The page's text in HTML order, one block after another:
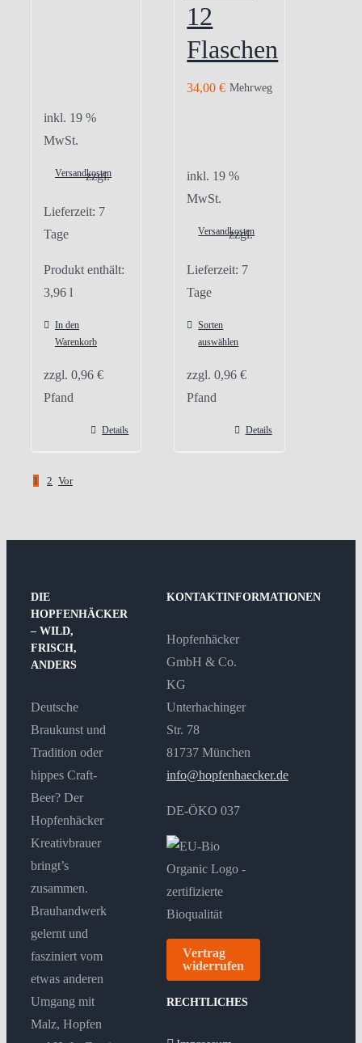
inkl. 19 %
MwSt.
zzgl.
Versandkosten
Lieferzeit: 7
Tage
Produkt enthält:
3,96 l
In den
Warenkorb
zzgl. 0,96 €
Pfand
Details
12
Flaschen
34,00€ Mehrweg
inkl. 19 %
MwSt.
zzgl.
Versandkosten
Lieferzeit: 7
Tage
Sorten
auswählen
zzgl.0,96€
Pfand
Details
1 2 Vor
DIE
HOPFENHÄCKER
– WILD,
FRISCH,
ANDERS
Deutsche
Braukunst und
Tradition oder
hippes Craft-
Beer? Der
Hopfenhäcker
Kreativbrauer
bringt’s
zusammen.
Brauhandwerk
gelernt und
fasziniert vom
etwas anderen
Umgang mit
Malz, Hopfen
KONTAKTINFORMATIONEN
Hopfenhäcker
GmbH & Co.
KG
Unterhachinger
Str. 78
81737 München
info@hopfenhaecker.de
DE-ÖKO 037
Vertrag
widerrufen
RECHTLICHES